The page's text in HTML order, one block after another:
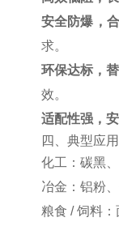
安全防爆，
求。
环保达标，
效。
适配性强，
四、典型应
化工：碳黑
冶金：铝粉
粮食 / 饲料